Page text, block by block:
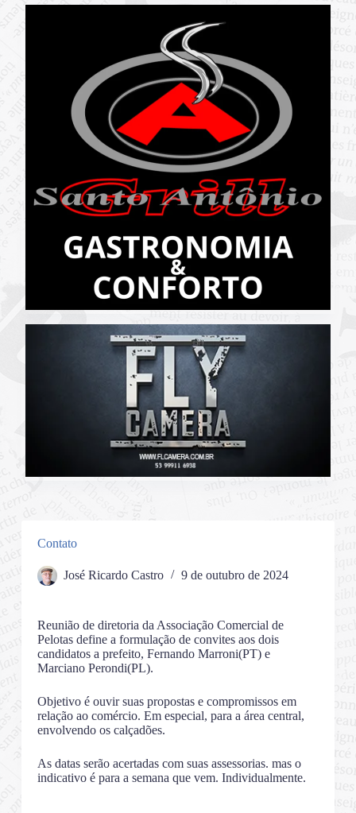
Contato
José Ricardo Castro 9 de outubro de 2024
Reunião de diretoria da Associação Comercial de
Pelotas define a formulação de convites aos dois
candidatos a prefeito, Fernando Marroni(PT) e
Marciano Perondi(PL).
Objetivo é ouvir suas propostas e compromissos em
relação ao comércio. Em especial, para a área central,
envolvendo os calçadões.
As datas serão acertadas com suas assessorias. mas o
indicativo é para a semana que vem. Individualmente.